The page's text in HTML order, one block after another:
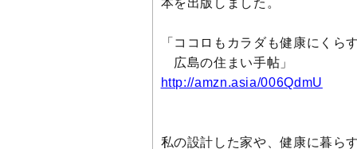
本を出版しました。
「ココロもカラダも健康にくらす
広島の住まい手帖」
http://amzn.asia/006QdmU
私の設計した家や、健康に暮ら